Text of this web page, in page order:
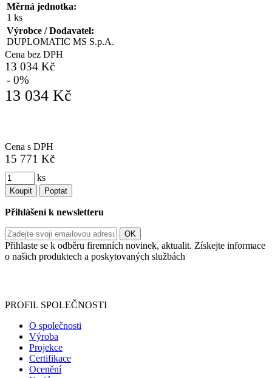
Měrná jednotka:
1 ks
Výrobce / Dodavatel:
DUPLOMATIC MS S.p.A.
Cena bez DPH
13 034 Kč
- 0%
13 034 Kč
Cena s DPH
15 771 Kč
ks
Koupit Poptat
Přihlášení k newsletteru
Přihlaste se k odběru firemních novinek, aktualit. Získejte informace
o našich produktech a poskytovaných službách
PROFIL SPOLEČNOSTI
O společnosti
Výroba
Projekce
Certifikace
Ocenění